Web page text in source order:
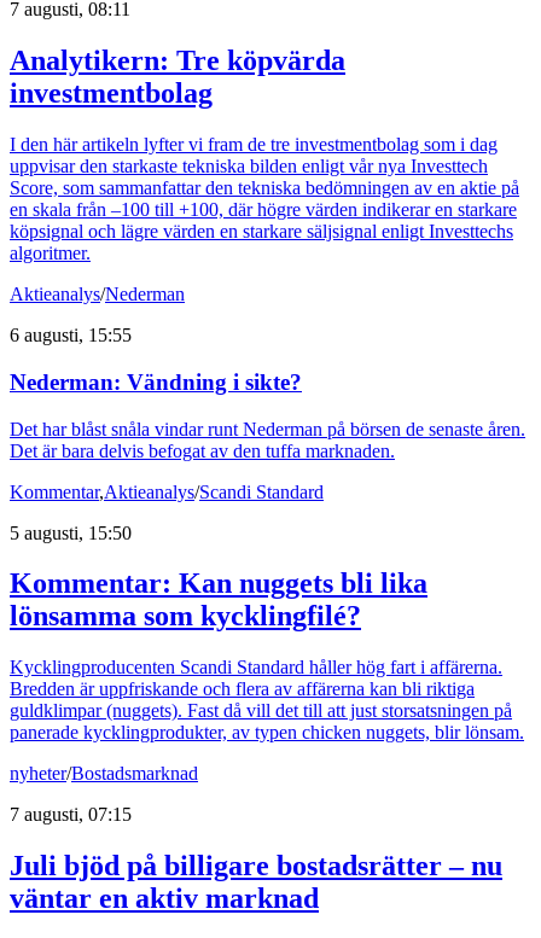
7 augusti, 08:11
Analytikern: Tre köpvärda
investmentbolag
I den här artikeln lyfter vi fram de tre investmentbolag som i dag
uppvisar den starkaste tekniska bilden enligt vår nya Investtech
Score, som sammanfattar den tekniska bedömningen av en aktie på
en skala från –100 till +100, där högre värden indikerar en starkare
köpsignal och lägre värden en starkare säljsignal enligt Investtechs
algoritmer.
Aktieanalys/Nederman
6 augusti, 15:55
Nederman: Vändning i sikte?
Det har blåst snåla vindar runt Nederman på börsen de senaste åren.
Det är bara delvis befogat av den tuffa marknaden.
Kommentar,Aktieanalys/Scandi Standard
5 augusti, 15:50
Kommentar: Kan nuggets bli lika
lönsamma som kycklingfilé?
Kycklingproducenten Scandi Standard håller hög fart i affärerna.
Bredden är uppfriskande och flera av affärerna kan bli riktiga
guldklimpar (nuggets). Fast då vill det till att just storsatsningen på
panerade kycklingprodukter, av typen chicken nuggets, blir lönsam.
nyheter/Bostadsmarknad
7 augusti, 07:15
Juli bjöd på billigare bostadsrätter – nu
väntar en aktiv marknad